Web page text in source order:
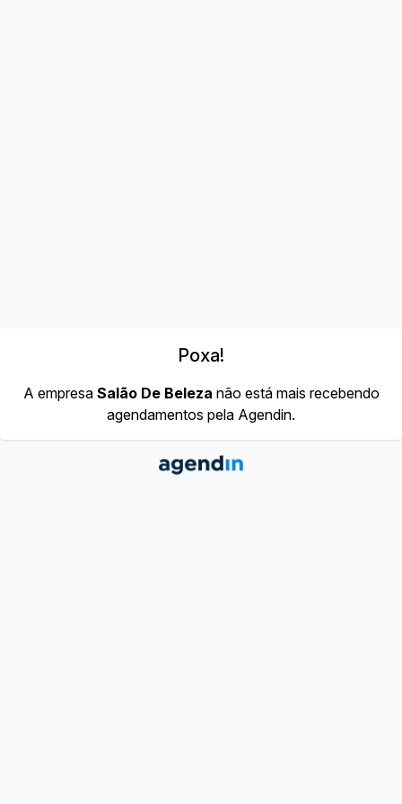
Poxa!
A empresa Salão De Beleza não está mais recebendo
agendamentos pela Agendin.